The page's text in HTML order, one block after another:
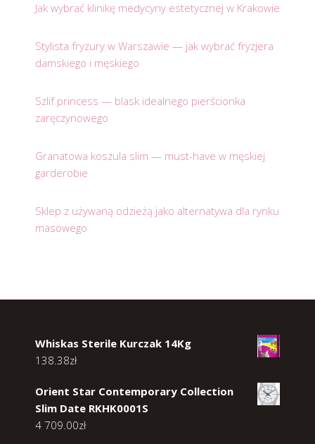
Jak wybrać klinikę medycyny estetycznej w Krakowie
Stylista fryzury w Warszawie — jak wybrać fryzjera
damskiego i męskiego
Szlif princess — blask idealnego pierścionka
zaręczynowego
Granatowa koszula slim — must-have w męskiej
garderobie
Sklep z używaną odzieżą jako alternatywa dla rynku
masowego
Whiskas Sterile Kurczak 14Kg
138.38zł
Orient Star Contemporary Collection
Slim Date RKHK0001S
4 709.00zł